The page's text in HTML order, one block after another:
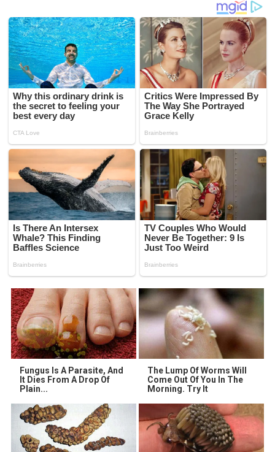
Fungus Is A Parasite, And
It Dies From A Drop Of
Plain...
The Lump Of Worms Will
Come Out Of You In The
Morning. Try It